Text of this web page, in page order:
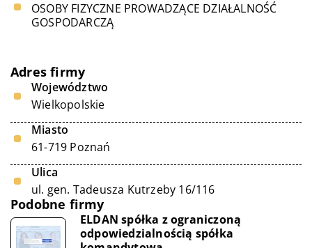
OSOBY FIZYCZNE PROWADZĄCE DZIAŁALNOŚĆ
GOSPODARCZĄ
Adres firmy
Województwo
Wielkopolskie
Miasto
61-719 Poznań
Ulica
ul. gen. Tadeusza Kutrzeby 16/116
Podobne firmy
ELDAN spółka z ograniczoną
odpowiedzialnością spółka